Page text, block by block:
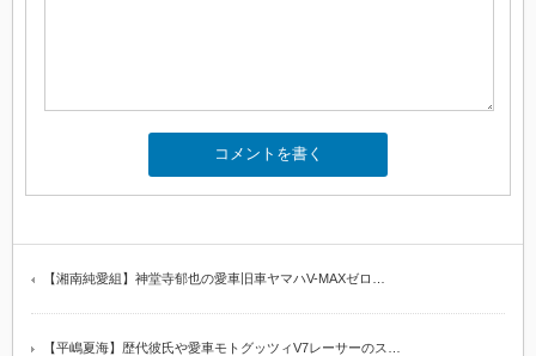
【湘南純愛組】神堂寺郁也の愛車旧車ヤマハV-MAXゼロ…
【平嶋夏海】歴代彼氏や愛車モトグッツィV7レーサーのス…